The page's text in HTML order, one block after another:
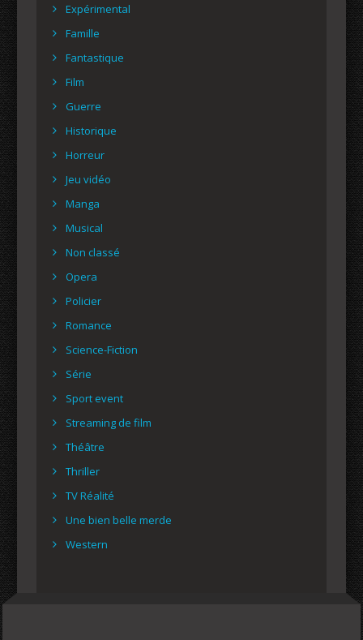
Expérimental
Famille
Fantastique
Film
Guerre
Historique
Horreur
Jeu vidéo
Manga
Musical
Non classé
Opera
Policier
Romance
Science-Fiction
Série
Sport event
Streaming de film
Théâtre
Thriller
TV Réalité
Une bien belle merde
Western